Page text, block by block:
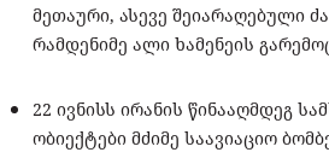
მეთაური, ასევე შეიარაღებული
რამდენიმე ალი ხამენეის
22 ივნისს ირანის წინააღმდეგ
ობიექტები მძიმე საავიაციო